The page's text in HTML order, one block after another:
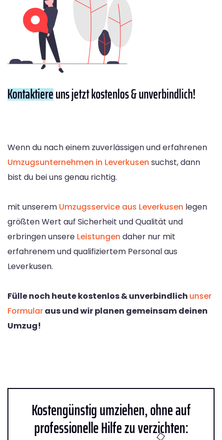
Kontaktiereuns jetzt kostenlos & unverbindlich!
Wenn du nach einem zuverlässigen und erfahrenen
Umzugsunternehmen in Leverkusen suchst, dann
bist du bei uns genau richtig.
mit unserem Umzugsservice aus Leverkusen legen
größten Wert auf Sicherheit und Qualität und
erbringen unsere Leistungen daher nur mit
erfahrenem und qualifiziertem Personal aus
Leverkusen.
Fülle noch heute kostenlos & unverbindlich unser
Formularaus und wir planen gemeinsam deinen
Umzug!
Kostengünstig umziehen, ohne auf
professionelle Hilfe zu verzichten: